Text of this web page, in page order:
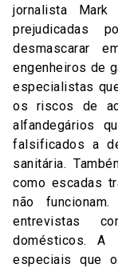
jornalista
prejudicadas
desmascarar
engenheiros de
especialistas
os riscos de
alfandegários
falsificados a
sanitária.
como escadas
não
entrevistas
domésticos. A
especiais que o